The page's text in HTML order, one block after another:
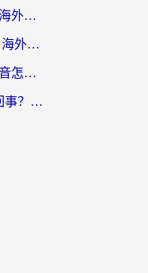
国外无法使用国内12123？海外华人必看：选对回国加速器，解决迪拜语音+12123访问难题
韩剧tv在国外怎么看不了？海外党追剧自由的终极解决方案来了
全民k歌在国外唱歌没有原音怎么办？别让地域限制毁了你的麦霸时刻
汽水音乐国外听不好怎么回事？海外党亲测有效的回国加速方案来了